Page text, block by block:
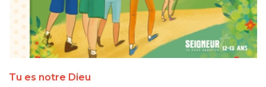
Tu es notre Dieu